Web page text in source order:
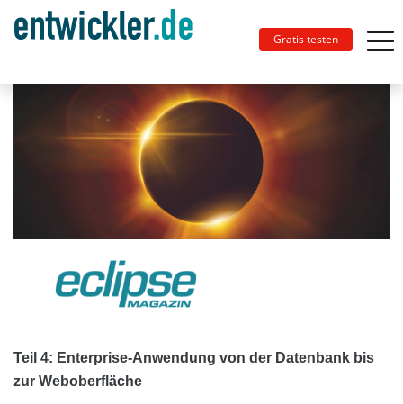
Gratis testen
Teil 4: Enterprise-Anwendung von der Datenbank bis
zur Weboberfläche